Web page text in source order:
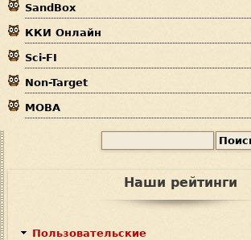
с
ь
SandBox
ККИ Онлайн
Sci-FI
Non-Target
MOBA
Наши рейтинги
Пользовательские